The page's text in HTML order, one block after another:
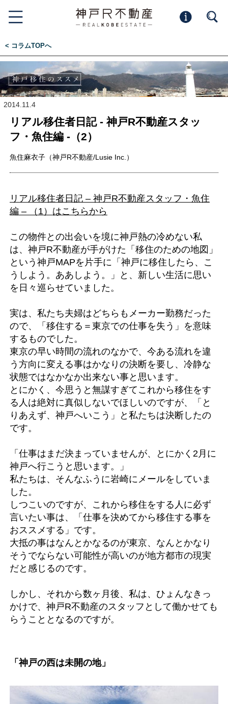
< コラムTOPへ
2014.11.4
リアル移住者日記 - 神戸R不動産スタッ
フ・魚住編 -（2）
魚住麻衣子（神戸R不動産/Lusie Inc.）
リアル移住者日記 – 神戸R不動産スタッフ・魚住
編 – （1）はこちらから
この物件との出会いを境に神戸熱の冷めない私
は、神戸R不動産が手がけた「移住のための地図」
という神戸MAPを片手に「神戸に移住したら、こ
うしよう。ああしよう。」と、新しい生活に思い
を日々巡らせていました。
実は、私たち夫婦はどちらもメーカー勤務だった
ので、「移住する＝東京での仕事を失う」を意味
するものでした。
東京の早い時間の流れのなかで、今ある流れを違
う方向に変える事はかなりの決断を要し、冷静な
状態ではなかなか出来ない事と思います。
とにかく、今思うと無謀すぎてこれから移住をす
る人は絶対に真似しないでほしいのですが、「と
りあえず、神戸へいこう」と私たちは決断したの
です。
「仕事はまだ決まっていませんが、とにかく2月に
神戸へ行こうと思います。」
私たちは、そんなふうに岩崎にメールをしていま
した。
しつこいのですが、これから移住をする人に必ず
言いたい事は、「仕事を決めてから移住する事を
おススメする」です。
大抵の事はなんとかなるのが東京、なんとかなり
そうでならない可能性が高いのが地方都市の現実
だと感じるのです。
しかし、それから数ヶ月後、私は、ひょんなきっ
かけで、神戸R不動産のスタッフとして働かせても
らうこととなるのですが。
「神戸の西は未開の地」